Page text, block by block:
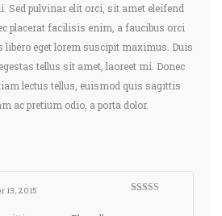
Sed pulvinar elit orci, sit amet eleifend
placerat facilisis enim, a faucibus orci
libero eget lorem suscipit maximus. Duis
tellus sit amet, laoreet mi. Donec
lectus tellus, euismod quis sagittis
ac pretium odio, a porta dolor.
13, 2015